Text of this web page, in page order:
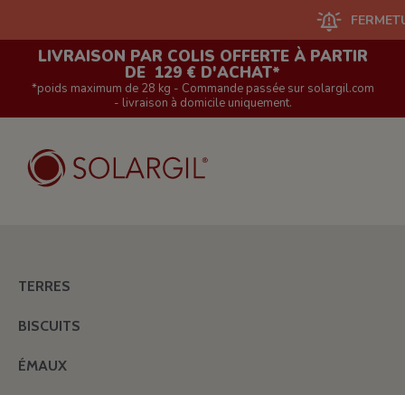
FERMETURE
LIVRAISON PAR COLIS OFFERTE À PARTIR
DE 129 € D'ACHAT*
*poids maximum de 28 kg - Commande passée sur solargil.com
- livraison à domicile uniquement.
TERRES
BISCUITS
ÉMAUX